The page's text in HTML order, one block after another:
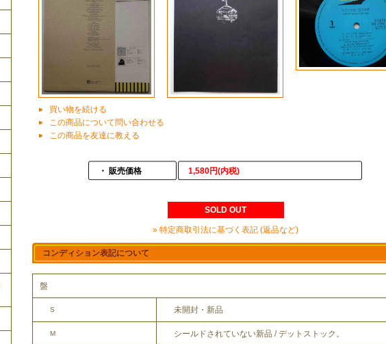
買い物を続ける
この商品について問い合わせる
この商品を友達に教える
・ 販売価格 1,580円(内税)
SOLD OUT
» 特定商取引法に基づく表記 (返品など)
コンディション表記について
盤
S 未開封・新品
M シールドされていない新品 / デットストック。